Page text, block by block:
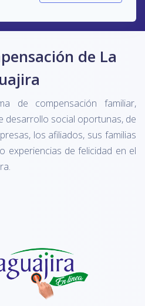
de La
de compensación familiar,
desarrollo social oportunas, de
los afiliados, sus familias
experiencias de felicidad en el